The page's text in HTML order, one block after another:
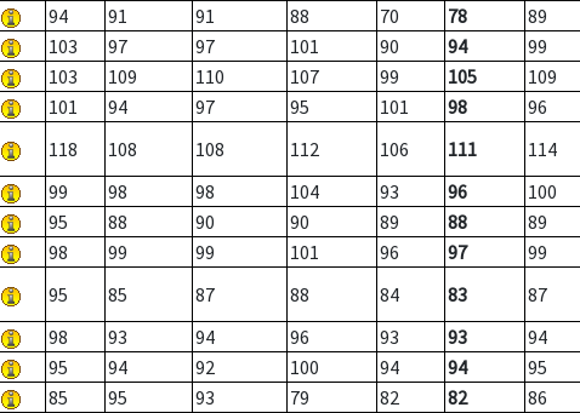
94 91 91 88 70 78
89
103 97 97 101 90 94
99
103 109 110 107 99 105
109
101 94 97 95 101 98
96
118 108 108 112 106 111
114
99 98 98 104 93 96
100
95 88 90 90 89 88
89
98 99 99 101 96 97
99
95 85 87 88 84 83
87
98 93 94 96 93 93
94
95 94 92 100 94 94
95
85 95 93 79 82 82 86